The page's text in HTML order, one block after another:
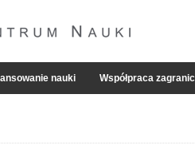
nauki Współpraca